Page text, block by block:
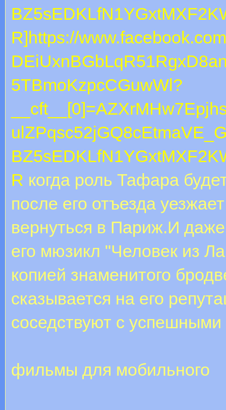
R]https://
5TBmoKzpcCGuwWl?
R когда роль Тафара
после его отъезда
вернуться в Париж.И
его мюзикл "Человек из
копией знаменитого
сказывается на его
соседствуют с
фильмы для мобильного